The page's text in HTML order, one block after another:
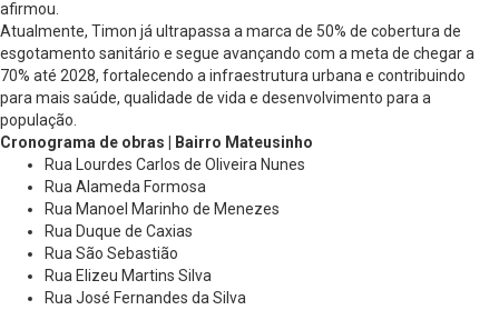
afirmou.
Atualmente, Timon já ultrapassa a marca de 50% de cobertura de
esgotamento sanitário e segue avançando com a meta de chegar a
70% até 2028, fortalecendo a infraestrutura urbana e contribuindo
para mais saúde, qualidade de vida e desenvolvimento para a
população.
Cronograma de obras | Bairro Mateusinho
Rua Lourdes Carlos de Oliveira Nunes
Rua Alameda Formosa
Rua Manoel Marinho de Menezes
Rua Duque de Caxias
Rua São Sebastião
Rua Elizeu Martins Silva
Rua José Fernandes da Silva